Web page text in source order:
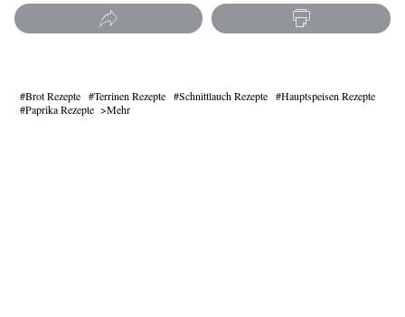
Brot Rezepte Terrinen Rezepte Schnittlauch Rezepte
Hauptspeisen Rezepte
Paprika Rezepte
Mehr